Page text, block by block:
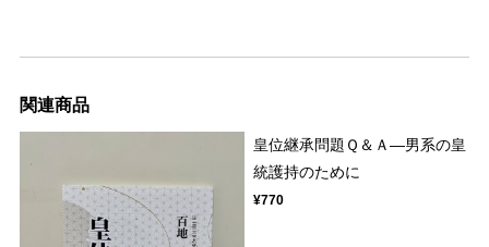
関連商品
皇位継承問題Ｑ＆Ａ―男系の皇
統護持のために
¥770